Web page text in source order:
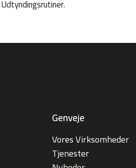
Genveje
Vores Virksomheder
Tjenester